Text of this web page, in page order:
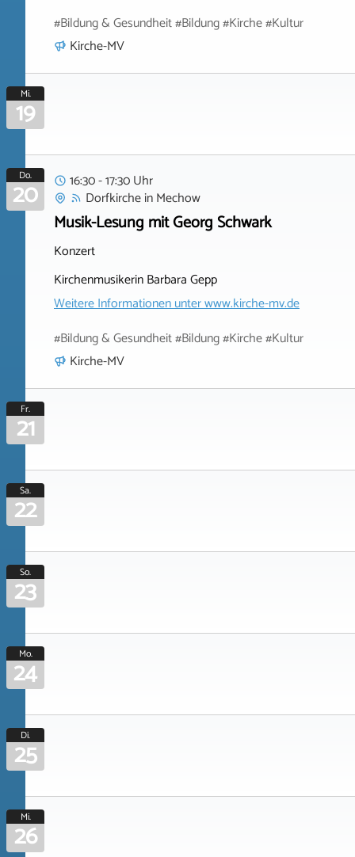
#Bildung & Gesundheit #Bildung #Kirche #Kultur
Kirche-MV
Mi.
19
Do.
20
16:30 - 17:30 Uhr
DorfkircheinMechow
Musik-Lesung mit Georg Schwark
Konzert
Kirchenmusikerin Barbara Gepp
Weitere Informationen unterwww.kirche-mv.de
#Bildung & Gesundheit #Bildung #Kirche #Kultur
Kirche-MV
Fr.
21
Sa.
22
So.
23
Mo.
24
Di.
25
Mi.
26